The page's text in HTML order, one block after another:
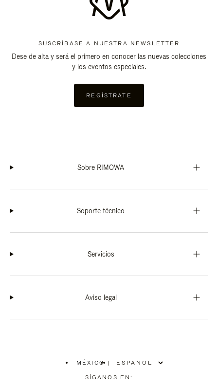
SUSCRÍBASE A NUESTRA NEWSLETTER
Dese de alta y será el primero en conocer las nuevas colecciones
y los eventos especiales.
REGÍSTRATE
Sobre RIMOWA
Soporte técnico
Servicios
Aviso legal
MÉXICO
ELIGE
LA
|
SÍGANOS EN: